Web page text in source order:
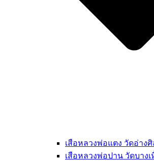
เสือหลวงพ่อแตง วัดอ่าง
เสือหลวงพ่อปาน วัดบาง